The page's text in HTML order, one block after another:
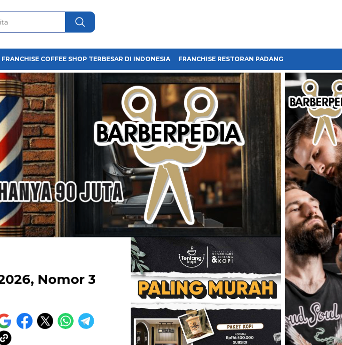
FRANCHISE COFFEE SHOP TERBESAR DI INDONESIA FRANCHISE RESTORAN PADANG
Nomor 3